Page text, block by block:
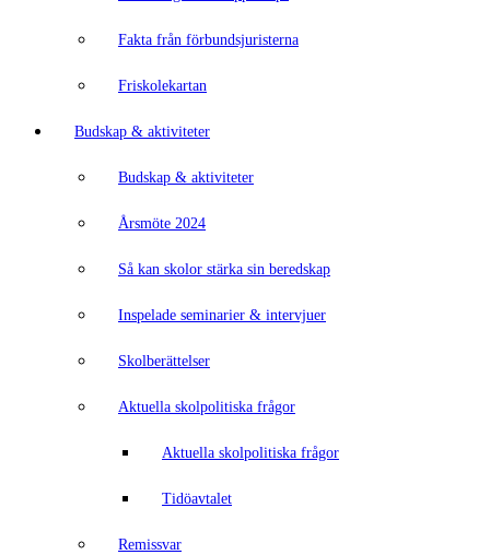
Fakta från förbundsjuristerna
Friskolekartan
Budskap & aktiviteter
Budskap & aktiviteter
Årsmöte 2024
Så kan skolor stärka sin beredskap
Inspelade seminarier & intervjuer
Skolberättelser
Aktuella skolpolitiska frågor
Aktuella skolpolitiska frågor
Tidöavtalet
Remissvar